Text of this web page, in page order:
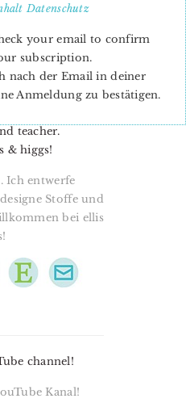
pattern designer,
teacher.
& higgs!
Ich entwerfe
Stoffe und
bei ellis
channel!
Kanal!
Datenschutz
your email to confirm
subscription.
nach der Email in deiner
Anmeldung zu bestätigen.